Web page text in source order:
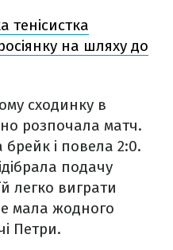
тенісистка
на шляху до
сходинку в
розпочала матч.
і повела 2:0.
подачу
легко виграти
мала жодного
Петри.